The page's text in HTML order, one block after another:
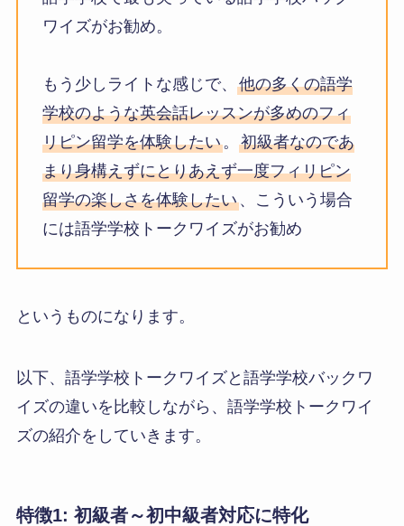
ワイズがお勧め。
もう少しライトな感じで、 他の多くの語学
学校のような英会話レッスンが多めのフィ
リピン留学を体験したい。 初級者なのであ
まり身構えずにとりあえず一度フィリピン
留学の楽しさを体験したい、こういう場合
には語学学校トークワイズがお勧め
というものになります。
以下、語学学校トークワイズと語学学校バックワ
イズの違いを比較しながら、語学学校トークワイ
ズの紹介をしていきます。
特徴1: 初級者～初中級者対応に特化